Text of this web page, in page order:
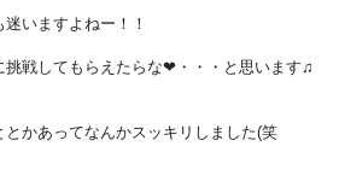
いますよねー！！
戦してもらえたらな❤・・・と思います♫
かあってなんかスッキリしました(笑